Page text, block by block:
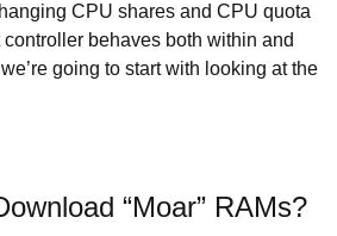
CPU shares and CPU quota
behaves both within and
going to start with looking at the
“Moar” RAMs?